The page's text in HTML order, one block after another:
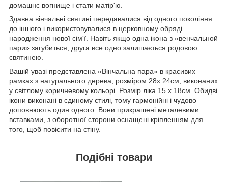
домашнє вогнище і стати матір'ю.
Здавна вінчальні святині передавалися від одного покоління
до іншого і використовувалися в церковному обряді
народження нової сім'ї. Навіть якщо одна ікона з «венчальной
пари» загубиться, друга все одно залишається родовою
святинею.
Вашій увазі представлена «Вінчальна пара» в красивих
рамках з натурального дерева, розміром 28х 24см, виконаних
у світлому коричневому кольорі. Розмір ліка 15 х 18см. Обидві
ікони виконані в єдиному стилі, тому гармонійні і чудово
доповнюють один одного. Вони прикрашені металевими
вставками, з оборотної сторони оснащені кріпленням для
того, щоб повісити на стіну.
Подібні товари